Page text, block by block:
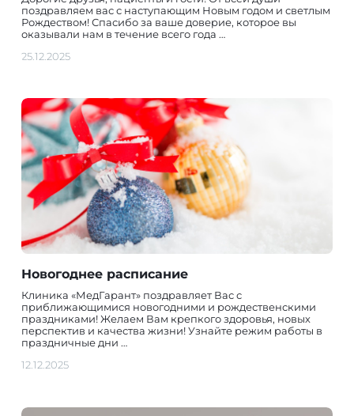
поздравляем вас с наступающим Новым годом и светлым
Рождеством! Спасибо за ваше доверие, которое вы
оказывали нам в течение всего года …
25.12.2025
Новогоднее расписание
Клиника «МедГарант» поздравляет Вас с
приближающимися новогодними и рождественскими
праздниками! Желаем Вам крепкого здоровья, новых
перспектив и качества жизни! Узнайте режим работы в
праздничные дни …
12.12.2025